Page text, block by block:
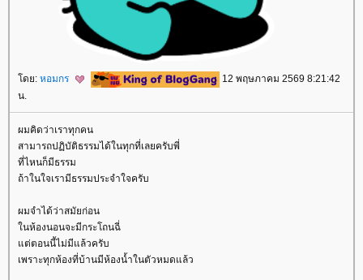
ดย: หอมกร
12 พฤษภาคม 2569 8:21:42
น.
ผมคิดว่าเราทุกคน
สามารถปฏิบัติธรรมได้ในทุกที่เลยครับพี่
ที่ไหนก็มีธรรม
ถ้าในใจเรามีธรรมประจำใจครับ
ผมจำได้ว่าสมัยก่อน
นห้องนอนจะมีกระโถนฉี่
ต่ตอนนี้ไม่มีแล้วครับ
เพราะทุกห้องที่บ้านมีห้องน้ำในตัวหมดแล้ว